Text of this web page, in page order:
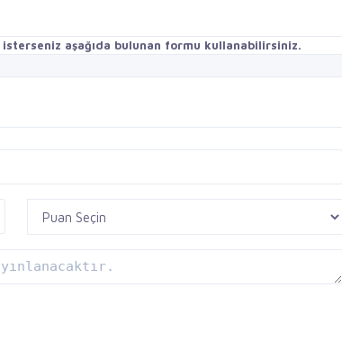
aşağıda bulunan formu kullanabilirsiniz.